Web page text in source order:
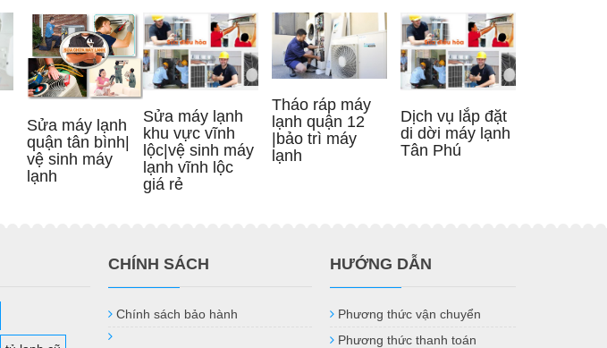
Sửa máy lạnh
quận tân bình|
vệ sinh máy
lạnh
Sửa máy lạnh
khu vực vĩnh
lộc|vệ sinh máy
lạnh vĩnh lộc
giá rẻ
Tháo ráp máy
lạnh quận 12
|bảo trì máy
lạnh
Dịch vụ lắp đặt
di dời máy lạnh
Tân Phú
CHÍNH SÁCH
Chính sách bảo hành
HƯỚNG DẪN
Phương thức vận chuyển
Phương thức thanh toán